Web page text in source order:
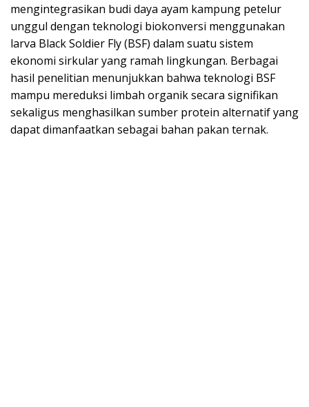
mengintegrasikan budi daya ayam kampung petelur
unggul dengan teknologi biokonversi menggunakan
larva Black Soldier Fly (BSF) dalam suatu sistem
ekonomi sirkular yang ramah lingkungan. Berbagai
hasil penelitian menunjukkan bahwa teknologi BSF
mampu mereduksi limbah organik secara signifikan
sekaligus menghasilkan sumber protein alternatif yang
dapat dimanfaatkan sebagai bahan pakan ternak.